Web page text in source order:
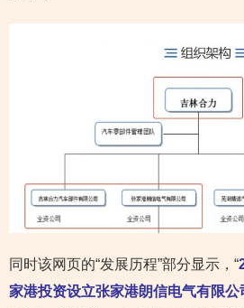
同时该网页的“发展历程”部分显示，“
家港投资设立张家港朗信电气有限公